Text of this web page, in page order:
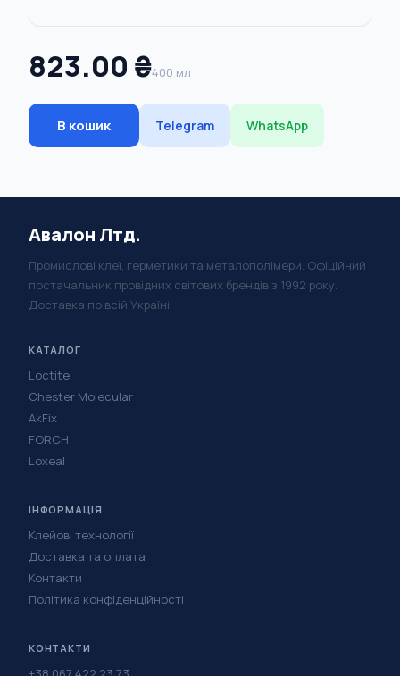
823.00 ₴400 мл
В кошик Telegram WhatsApp
Авалон Лтд.
Промислові клеї, герметики та металополімери. Офіційний
постачальник провідних світових брендів з 1992 року.
Доставка по всій Україні.
КАТАЛОГ
Loctite
Chester Molecular
AkFix
FORCH
Loxeal
ІНФОРМАЦІЯ
Клейові технології
Доставка та оплата
Контакти
Політика конфіденційності
КОНТАКТИ